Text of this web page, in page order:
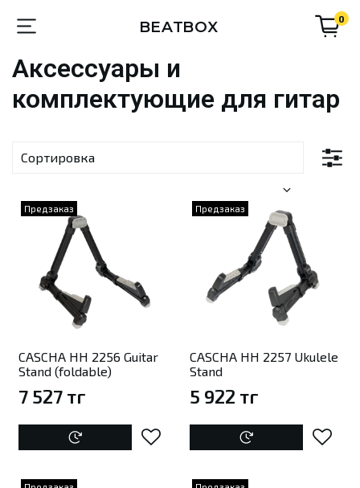
BEATBOX 0
Аксессуары и
комплектующие для гитар
Предзаказ
CASCHA HH 2256 Guitar
Stand (foldable)
7 527 тг
Предзаказ
CASCHA HH 2257 Ukulele
Stand
5 922 тг